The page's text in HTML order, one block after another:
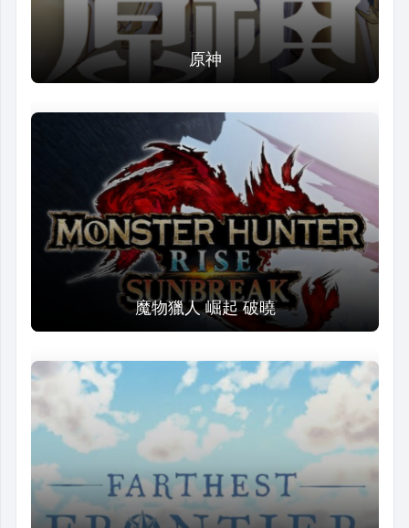
原神
魔物獵人 崛起 破曉